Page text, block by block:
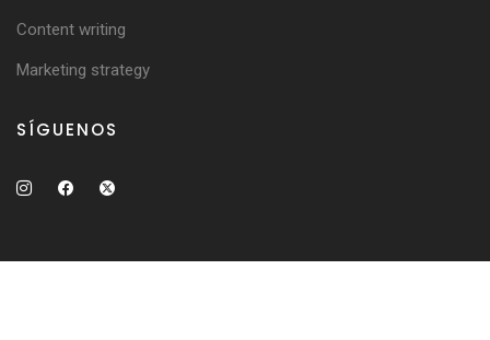
Content writing
Marketing strategy
SÍGUENOS